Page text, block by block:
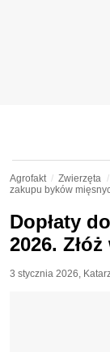
Agrofakt Zwierzęta
zakupu byków
Dopłaty
2026.
3 stycznia 2026,